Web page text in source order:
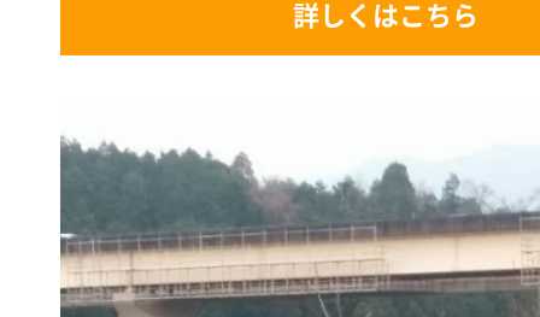
詳しくはこちら